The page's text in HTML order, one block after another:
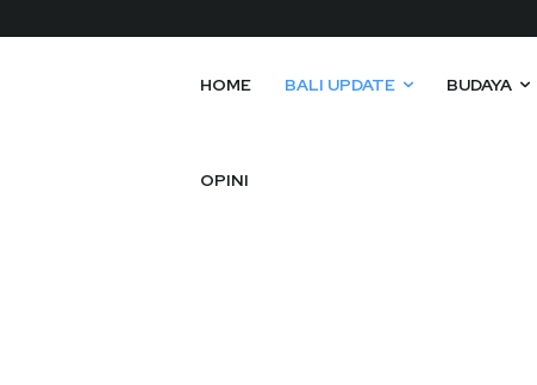
HOME BALI UPDATE BUDAYA
OPINI